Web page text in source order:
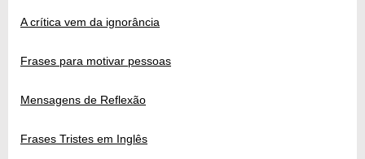
A crítica vem da ignorância
Frases para motivar pessoas
Mensagens de Reflexão
Frases Tristes em Inglês